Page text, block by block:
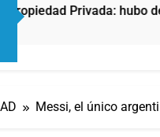
Privada: hubo
Messi, el único